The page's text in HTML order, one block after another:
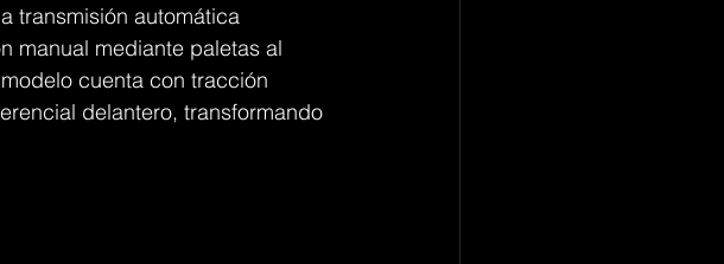
transmisión automática
manual mediante paletas al
cuenta con tracción
delantero, transformando